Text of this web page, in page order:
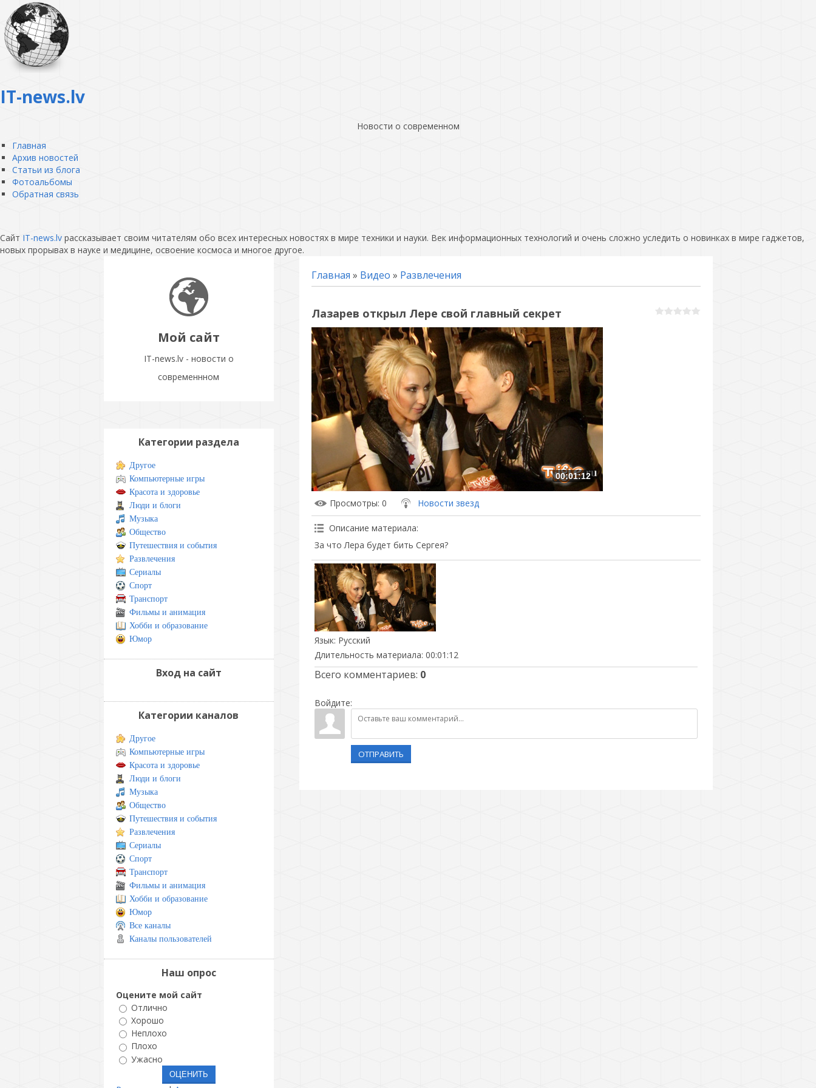
IT-news.lv
Новости о современном
Главная
Архив новостей
Статьи из блога
Фотоальбомы
Обратная связь
Сайт IT-news.lv рассказывает своим читателям обо всех интересных новостях в мире техники и науки. Век информационных технологий и очень сложно уследить о новинках в мире гаджетов,
новых прорывах в науке и медицине, освоение космоса и многое другое.
Мой сайт
IT-news.lv - новости о
современнном
Главная » Видео » Развлечения
Лазарев открыл Лере свой главный секрет
00:01:12
Просмотры: 0 Новости звезд
Описание материала:
За что Лера будет бить Сергея?
Язык: Русский
Длительность материала: 00:01:12
Всего комментариев: 0
Войдите:
ОТПРАВИТЬ
Категории раздела
Другое
Компьютерные игры
Красота и здоровье
Люди и блоги
Музыка
Общество
Путешествия и события
Развлечения
Сериалы
Спорт
Транспорт
Фильмы и анимация
Хобби и образование
Юмор
Вход на сайт
Категории каналов
Другое
Компьютерные игры
Красота и здоровье
Люди и блоги
Музыка
Общество
Путешествия и события
Развлечения
Сериалы
Спорт
Транспорт
Фильмы и анимация
Хобби и образование
Юмор
Все каналы
Каналы пользователей
Наш опрос
Оцените мой сайт
Отлично
Хорошо
Неплохо
Плохо
Ужасно